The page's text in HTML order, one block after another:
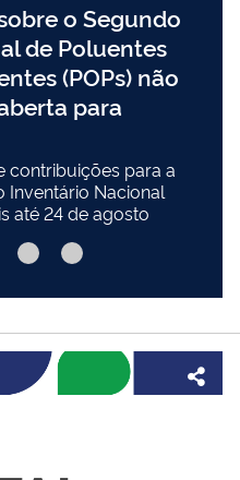
o Segundo
de Poluentes
(POPs) não
para
contribuições para a
Inventário Nacional
até 24 de agosto